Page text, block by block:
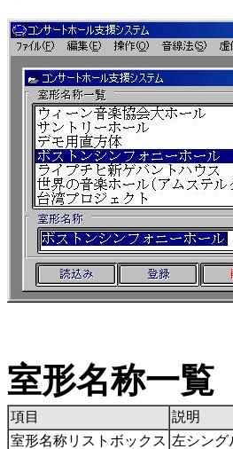
室形名称一覧
項目
説明
室形名称リストボックス 左シング